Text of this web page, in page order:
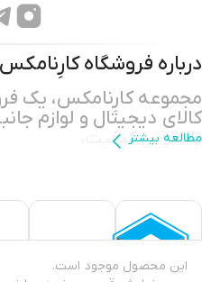
این محصول موجود است.
درباره فروشگاهکارِنامکس
مجموعه کارِنامکس، یک
کالای دیجیتال و لوازم
بالاترین کیفیت،
دارای نماد اعتماد
ساماندهی
ارسال سریع به تمام نقاط
مطالعه بیشتر